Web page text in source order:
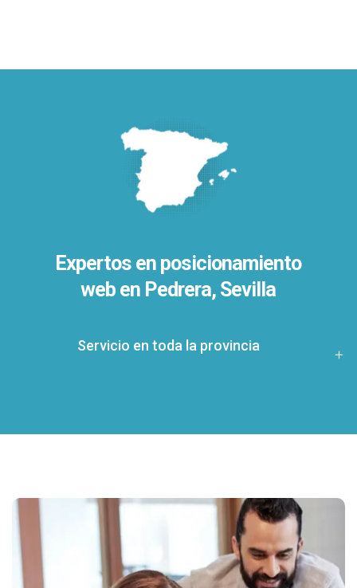
Expertos en posicionamiento
web en Pedrera, Sevilla
Servicio en toda la provincia